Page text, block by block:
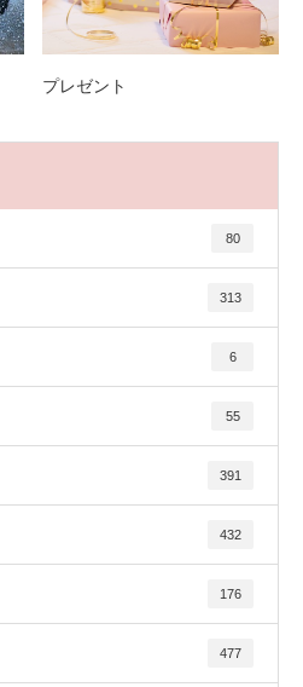
プレゼント
80
313
6
55
391
432
176
477